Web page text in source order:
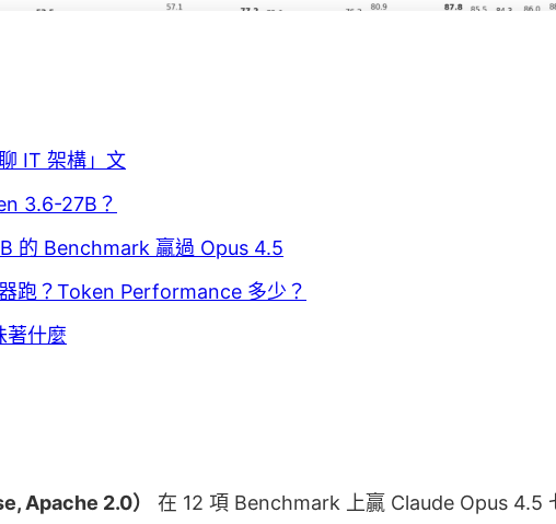
IT 架構」文
3.6-27B？
的 Benchmark 贏過 Opus 4.5
跑？Token Performance 多少？
著什麼
Apache 2.0）
在 12 項 Benchmark 上贏 Claude Opus 4.5